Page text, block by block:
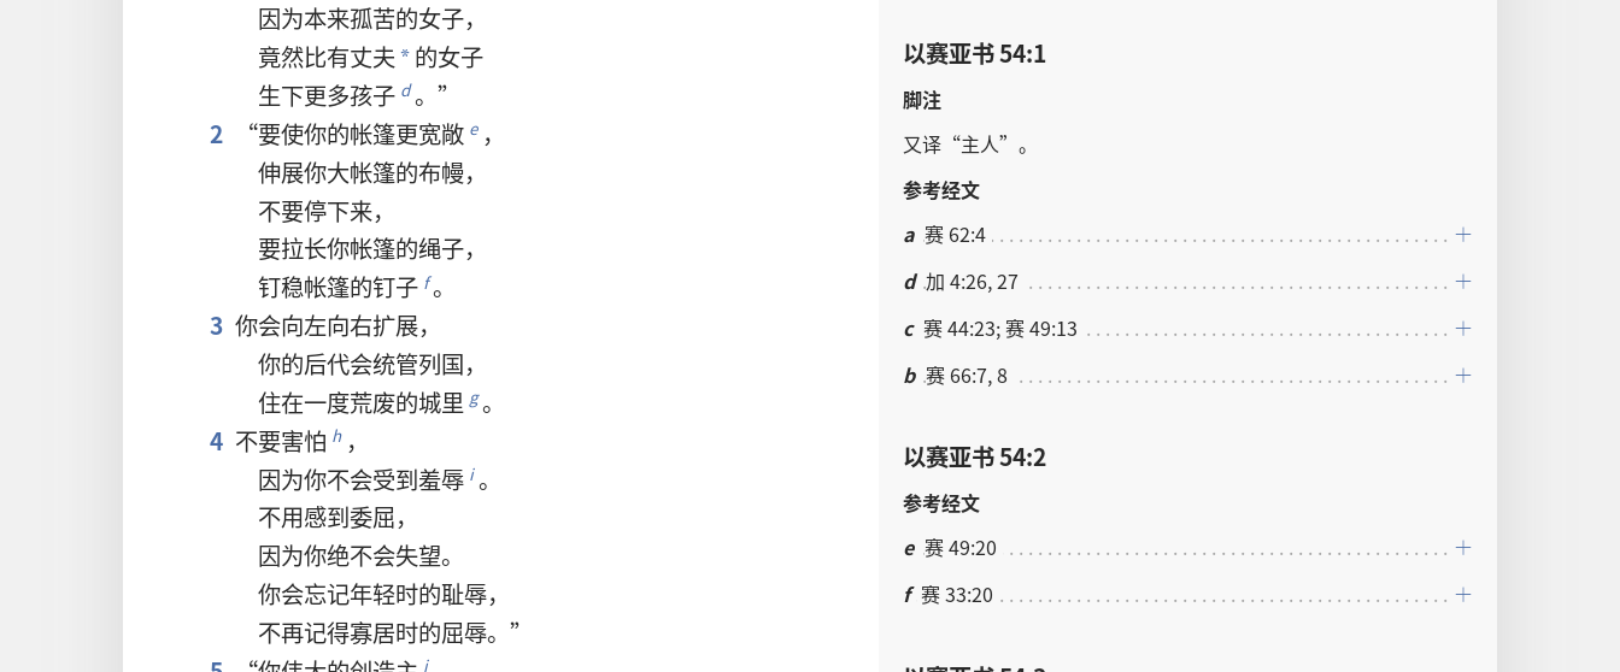
因为本来孤苦的女子，
竟然比有丈夫 * 的女子
生下更多孩子 d 。”
2
“要使你的帐篷更宽敞 e ，
伸展你大帐篷的布幔，
不要停下来，
要拉长你帐篷的绳子，
钉稳帐篷的钉子 f 。
3 你会向左向右扩展，
你的后代会统管列国，
住在一度荒废的城里 g 。
4 不要害怕 h ，
因为你不会受到羞辱 i 。
不用感到委屈，
因为你绝不会失望。
你会忘记年轻时的耻辱，
不再记得寡居时的屈辱。”
j
以赛亚书 54:1
脚注
又译 “主人”。
参考经文
a 赛 62:4
d 加 4:26, 27
c 赛 44:23; 赛 49:13
b 赛 66:7, 8
以赛亚书 54:2
参考经文
e 赛 49:20
f 赛 33:20